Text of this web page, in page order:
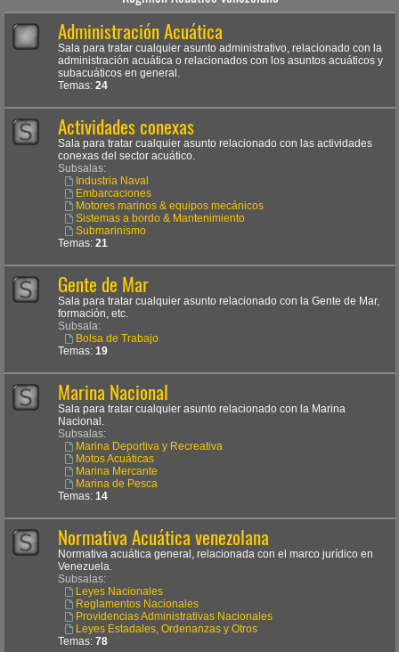
Administración Acuática
Sala para tratar cualquier asunto administrativo, relacionado con la
administración acuática o relacionados con los asuntos acuáticos y
subacuáticos en general.
Temas: 24
Actividades conexas
Sala para tratar cualquier asunto relacionado con las actividades
conexas del sector acuático.
Subsalas:
Industria Naval
Embarcaciones
Motores marinos & equipos mecánicos
Sistemas a bordo & Mantenimiento
Submarinismo
Temas: 21
Gente de Mar
Sala para tratar cualquier asunto relacionado con la Gente de Mar,
formación, etc.
Subsala:
Bolsa de Trabajo
Temas: 19
Marina Nacional
Sala para tratar cualquier asunto relacionado con la Marina
Nacional.
Subsalas:
Marina Deportiva y Recreativa
Motos Acuáticas
Marina Mercante
Marina de Pesca
Temas: 14
Normativa Acuática venezolana
Normativa acuática general, relacionada con el marco jurídico en
Venezuela.
Subsalas:
Leyes Nacionales
Reglamentos Nacionales
Providencias Administrativas Nacionales
Leyes Estadales, Ordenanzas y Otros
Temas: 78